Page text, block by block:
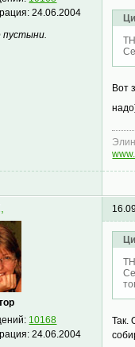
24.06.2004
пустыни.
Вот
10168
24.06.2004
Так.